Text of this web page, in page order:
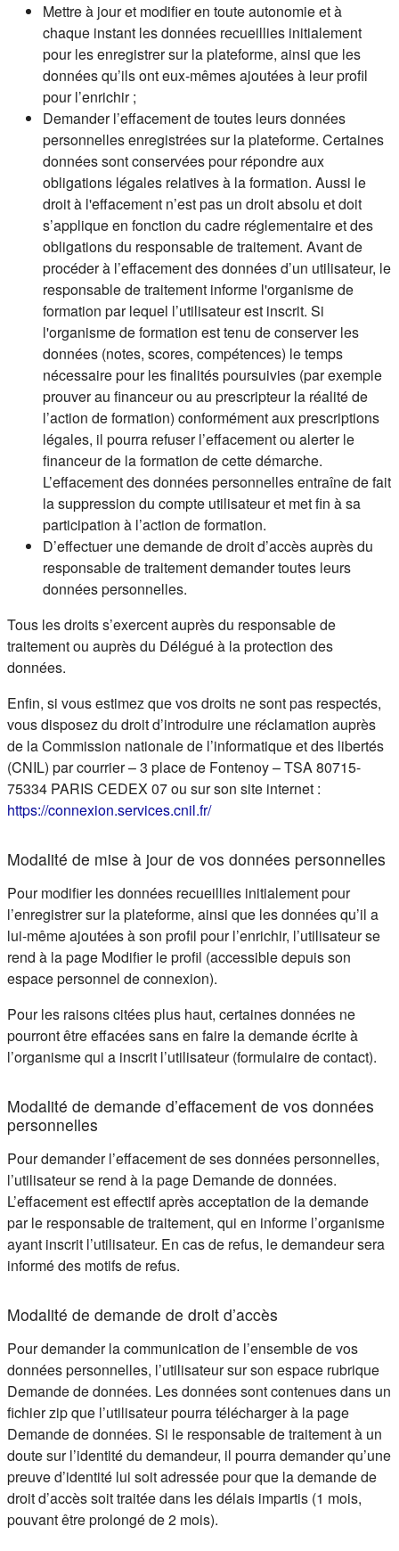
Mettre à jour et modifier en toute autonomie et à
chaque instant les données recueillies initialement
pour les enregistrer sur la plateforme, ainsi que les
données qu’ils ont eux-mêmes ajoutées à leur profil
pour l’enrichir ;
Demander l’effacement de toutes leurs données
personnelles enregistrées sur la plateforme. Certaines
données sont conservées pour répondre aux
obligations légales relatives à la formation. Aussi le
droit à l'effacement n’est pas un droit absolu et doit
s’applique en fonction du cadre réglementaire et des
obligations du responsable de traitement. Avant de
procéder à l’effacement des données d’un utilisateur, le
responsable de traitement informe l'organisme de
formation par lequel l’utilisateur est inscrit. Si
l'organisme de formation est tenu de conserver les
données (notes, scores, compétences) le temps
nécessaire pour les finalités poursuivies (par exemple
prouver au financeur ou au prescripteur la réalité de
l’action de formation) conformément aux prescriptions
légales, il pourra refuser l’effacement ou alerter le
financeur de la formation de cette démarche.
L’effacement des données personnelles entraîne de fait
la suppression du compte utilisateur et met fin à sa
participation à l’action de formation.
D’effectuer une demande de droit d’accès auprès du
responsable de traitement demander toutes leurs
données personnelles.
Tous les droits s’exercent auprès du responsable de
traitement ou auprès du Délégué à la protection des
données.
Enfin, si vous estimez que vos droits ne sont pas respectés,
vous disposez du droit d’introduire une réclamation auprès
de la Commission nationale de l’informatique et des libertés
(CNIL) par courrier – 3 place de Fontenoy – TSA 80715-
75334 PARIS CEDEX 07 ou sur son site internet :
https://connexion.services.cnil.fr/(s'ouvre dans un nouvel
Modalité de mise à jour de vos données personnelles
Pour modifier les données recueillies initialement pour
l’enregistrer sur la plateforme, ainsi que les données qu’il a
lui-même ajoutées à son profil pour l’enrichir, l’utilisateur se
rend à la page Modifier le profil (accessible depuis son
espace personnel de connexion).
Pour les raisons citées plus haut, certaines données ne
pourront être effacées sans en faire la demande écrite à
l’organisme qui a inscrit l’utilisateur (formulaire de contact).
Modalité de demande d’effacement de vos données
personnelles
Pour demander l’effacement de ses données personnelles,
l’utilisateur se rend à la page Demande de données.
L’effacement est effectif après acceptation de la demande
par le responsable de traitement, qui en informe l’organisme
ayant inscrit l’utilisateur. En cas de refus, le demandeur sera
informé des motifs de refus.
Modalité de demande de droit d’accès
Pour demander la communication de l’ensemble de vos
données personnelles, l’utilisateur sur son espace rubrique
Demande de données. Les données sont contenues dans un
fichier zip que l’utilisateur pourra télécharger à la page
Demande de données. Si le responsable de traitement à un
doute sur l’identité du demandeur, il pourra demander qu’une
preuve d’identité lui soit adressée pour que la demande de
droit d’accès soit traitée dans les délais impartis (1 mois,
pouvant être prolongé de 2 mois).